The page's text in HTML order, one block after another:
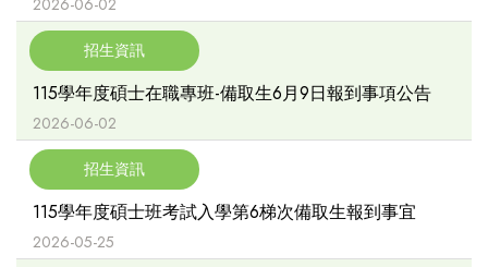
招生資訊
115學年度碩士在職專班-備取生6月9日報到事項公告
2026-06-02
招生資訊
115學年度碩士班考試入學第6梯次備取生報到事宜
2026-05-25